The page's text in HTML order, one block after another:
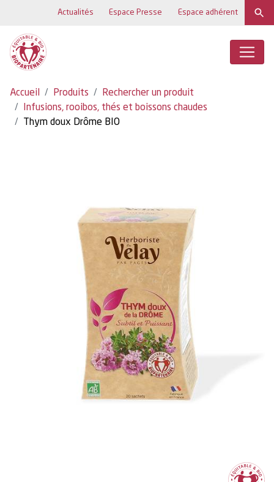
Actualités Espace Presse Espace adhérent
Accueil Produits
Rechercher un produit
Infusions, rooibos, thés et boissons chaudes
Thym doux Drôme BIO